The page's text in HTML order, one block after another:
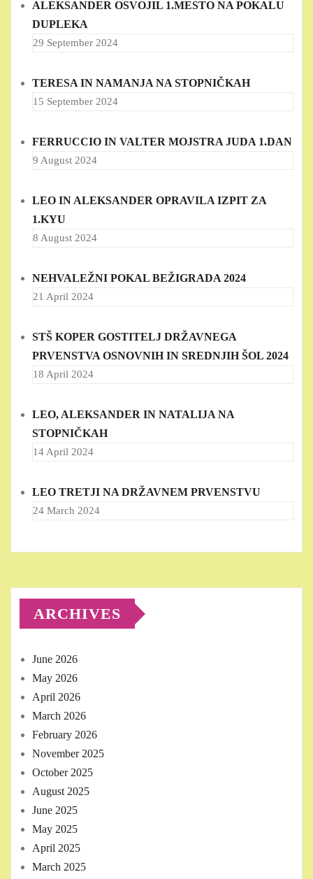
ALEKSANDER OSVOJIL 1.MESTO NA POKALU
DUPLEKA
29 September 2024
TERESA IN NAMANJA NA STOPNIČKAH
15 September 2024
FERRUCCIO IN VALTER MOJSTRA JUDA 1.DAN
9 August 2024
LEO IN ALEKSANDER OPRAVILA IZPIT ZA
1.KYU
8 August 2024
NEHVALEŽNI POKAL BEŽIGRADA 2024
21 April 2024
STŠ KOPER GOSTITELJ DRŽAVNEGA
PRVENSTVA OSNOVNIH IN SREDNJIH ŠOL 2024
18 April 2024
LEO, ALEKSANDER IN NATALIJA NA
STOPNIČKAH
14 April 2024
LEO TRETJI NA DRŽAVNEM PRVENSTVU
24 March 2024
ARCHIVES
June 2026
May 2026
April 2026
March 2026
February 2026
November 2025
October 2025
August 2025
June 2025
May 2025
April 2025
March 2025